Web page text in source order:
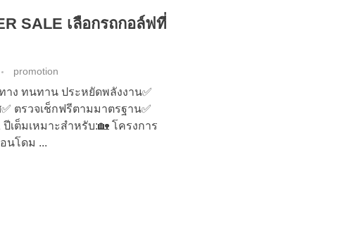
SALE เลือกรถกอล์ฟที่
promotion
าง ทนทาน ประหยัดพลังงาน✅
ตรวจเช็กฟรีตามมาตรฐาน✅
เต็มเหมาะสำหรับ:🏡 โครงการ
นโดม ...